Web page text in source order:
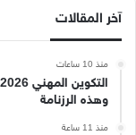
آخر المقالات
منذ 10 ساعات
وهذه الرزنامة
منذ 11 ساعة